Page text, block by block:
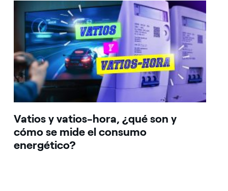
Vatios y vatios-hora, ¿qué son y
cómo se mide el consumo
energético?